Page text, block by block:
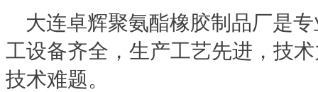
大连卓辉聚氨酯橡胶制品厂是
工设备齐全，生产工艺先进，技
技术难题。